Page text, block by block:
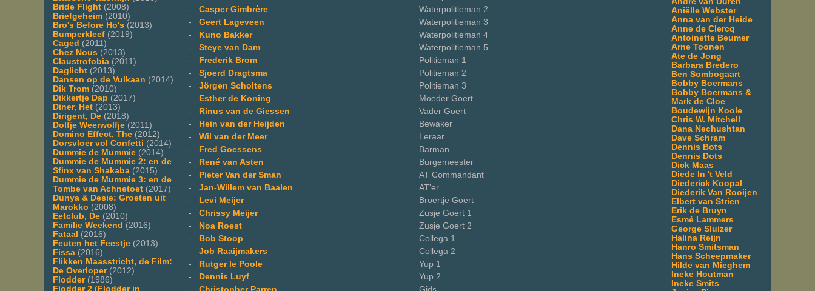
Bride Flight (2008)
Briefgeheim (2010)
Bro's Before Ho's (2013)
Bumperkleef (2019)
Caged (2011)
Chez Nous (2013)
Claustrofobia (2011)
Daglicht (2013)
Dansen op de Vulkaan (2014)
Dik Trom (2010)
Dikkertje Dap (2017)
Diner, Het (2013)
Dirigent, De (2018)
Dolfje Weerwolfje (2011)
Domino Effect, The (2012)
Dorsvloer vol Confetti (2014)
Dummie de Mummie (2014)
Dummie de Mummie 2: en de
Sfinx van Shakaba (2015)
Dummie de Mummie 3: en de
Tombe van Achnetoet (2017)
Dunya & Desie: Groeten uit
Marokko (2008)
Eetclub, De (2010)
Familie Weekend (2016)
Fataal (2016)
Feuten het Feestje (2013)
Fissa (2016)
Flikken Maasstricht, de Film:
De Overloper(2012)
Flodder(1986)
Flodder 2 (Flodder in
Aniëlle Webster
Anna van der Heide
Anne de Clercq
Antoinette Beumer
Arne Toonen
Ate de Jong
Barbara Bredero
Ben Sombogaart
Bobby Boermans
Bobby Boermans &
Mark de Cloe
Boudewijn Koole
Chris W. Mitchell
Dana Nechushtan
Dave Schram
Dennis Bots
Dennis Dots
Dick Maas
Diede In 't Veld
Diederick Koopal
Diederik Van Rooijen
Elbert van Strien
Erik de Bruyn
Esmé Lammers
George Sluizer
Halina Reijn
Hanro Smitsman
Hans Scheepmaker
Hilde van Mieghem
Ineke Houtman
Ineke Smits
- Casper Gimbrère
Waterpolitieman 2
- Geert Lageveen
Waterpolitieman 3
-
Kuno Bakker
Waterpolitieman 4
- Steye van Dam
Waterpolitieman 5
-
Frederik Brom
Politieman 1
- Sjoerd Dragtsma
Politieman 2
- Jörgen Scholtens
Politieman 3
-
Esther de Koning
Moeder Goert
-
Rinus van de Giessen
Vader Goert
-
Hein van der Heijden
Bewaker
- Wil van der Meer
Leraar
-
Fred Goessens
Barman
-
René van Asten
Burgemeester
-
Pieter Van der Sman
AT Commandant
- Jan-Willem van Baalen
AT'er
-
Levi Meijer
Broertje Goert
- Chrissy Meijer
Zusje Goert 1
-
Noa Roest
Zusje Goert 2
-
Bob Stoop
Collega 1
- Job Raaijmakers
Collega 2
-
Rutger le Poole
Yup 1
-
Dennis Luyf
Yup 2